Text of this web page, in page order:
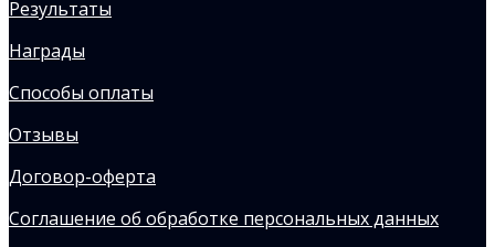
Результаты
Награды
Способы оплаты
Отзывы
Договор-оферта
Соглашение об обработке персональных данных